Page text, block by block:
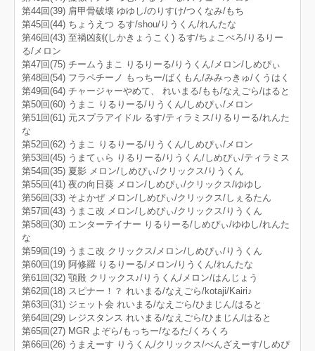
第44回(39) 肩甲骨破壊 ゆゆし/のりすけ/つくなみ/もち
第45回(44) ちょうえつ るす/shou/りうくん/れんたな
第46回(43) 至禍凶刻(しかきょうこく) るす/ちょこぺろ/りるりー
る/メロン
第47回(75) チームうまこ りるりーる/りうくん/メロン/しめぴぃ
第48回(54) フラペチーノ もっちー/ばくもん/みみっきゅ/くうはく
第49回(64) チャージャーやめて、 れいまる/もも/なえごら/はると
第50回(60) うまこ りるりーる/りうくん/しめぴぃ/メロン
第51回(61) 元スプラアイドル るす/ティラミス/りるりーる/れんた
な
第52回(62) うまこ りるりーる/りうくん/しめぴぃ/メロン
第53回(45) うまてぃら りるりーる/りうくん/しめぴぃ/ティラミス
第54回(35) 夏影 メロン/しめぴぃ/クリックス/りうくん
第55回(41) 夜の向日葵 メロン/しめぴぃ/クリックス/ゆゆし
第56回(33) そよかぜ メロン/しめぴぃ/クリックス/しぇるたん
第57回(43) うまこ改 メロン/しめぴぃ/クリックス/りうくん
第58回(30) エンターテイナー りるりーる/しめぴぃ/ゆゆし/れんた
な
第59回(19) うまこ改 クリックス/メロン/しめぴぃ/りうくん
第60回(19) 阿修羅 りるりーる/メロン/りうくん/れんたな
第61回(32) 顎殿 クリックス♪/りうくん/メロン/はんじょう
第62回(18) スピナー！？ れいまる/なえごら/kotaji/Kairi♪
第63回(31) ジェット会 れいまる/なえごら/ひまじん/はると
第64回(29) レジスタンス れいまる/なえごら/ひまじん/はると
第65回(27) MGR よぞら/もっちー/なるた/くろくろ
第66回(26) うまえーす りうくん/クリックス/べんざえーす/しめぴ